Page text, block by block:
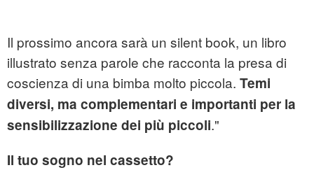
Il prossimo ancora sarà un silent book, un libro
illustrato senza parole che racconta la presa di
coscienza di una bimba molto piccola. Temi
diversi, ma complementari e importanti per la
sensibilizzazione dei più piccoli."
Il tuo sogno nel cassetto?